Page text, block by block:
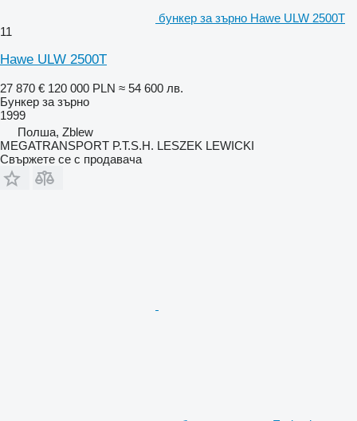
бункер за зърно Hawe ULW 2500T
11
Hawe ULW 2500T
27 870 € 120 000 PLN ≈ 54 600 лв.
Бункер за зърно
1999
Полша, Zblew
MEGATRANSPORT P.T.S.H. LESZEK LEWICKI
Свържете се с продавача